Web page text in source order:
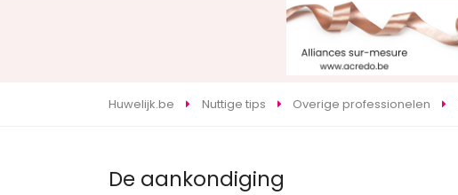
Huwelijk.be Nuttige tips Overige professionelen
De aankondiging